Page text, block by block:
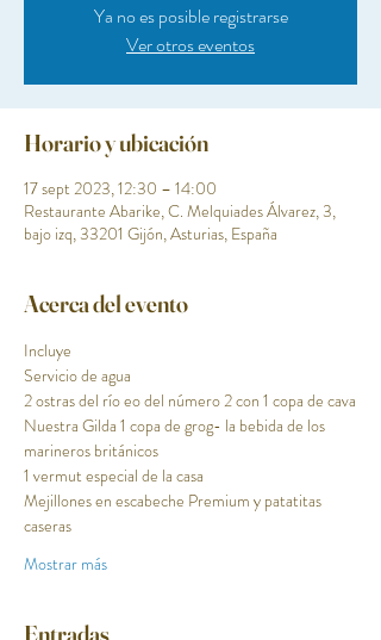
Ya no es posible registrarse
Ver otros eventos
Horario y ubicación
17 sept 2023, 12:30 – 14:00
Restaurante Abarike, C. Melquiades Álvarez, 3,
bajo izq, 33201 Gijón, Asturias, España
Acerca del evento
Incluye
Servicio de agua
2 ostras del río eo del número 2 con 1 copa de cava
Nuestra Gilda 1 copa de grog- la bebida de los
marineros británicos
1 vermut especial de la casa
Mejillones en escabeche Premium y patatitas
caseras
Mostrar más
Entradas